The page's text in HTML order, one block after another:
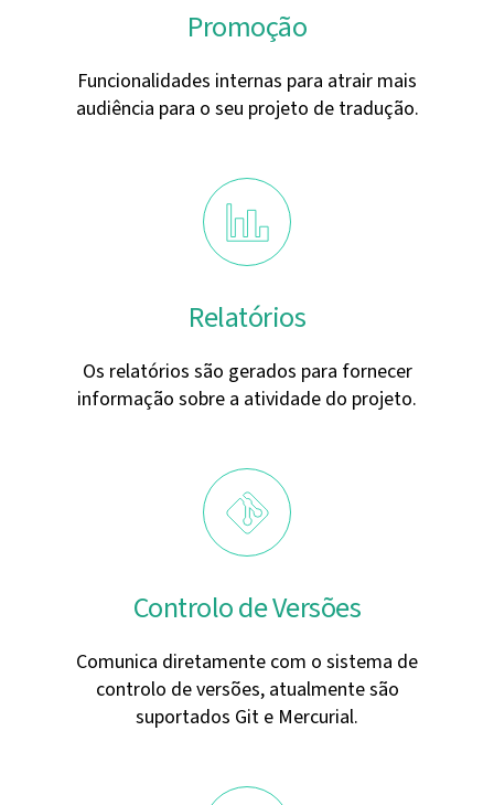
Promoção
Funcionalidades internas para atrair mais
audiência para o seu projeto de tradução.
Relatórios
Os relatórios são gerados para fornecer
informação sobre a atividade do projeto.
Controlo de Versões
Comunica diretamente com o sistema de
controlo de versões, atualmente são
suportados Git e Mercurial.